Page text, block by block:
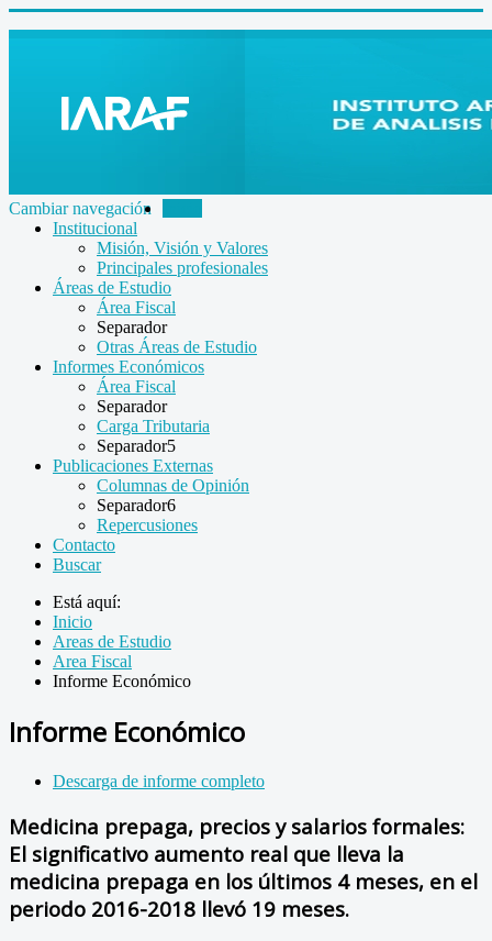
Cambiar navegación
Institucional
Misión, Visión y Valores
Principales profesionales
Áreas de Estudio
Área Fiscal
Separador
Otras Áreas de Estudio
Informes Económicos
Área Fiscal
Separador
Carga Tributaria
Separador5
Publicaciones Externas
Columnas de Opinión
Separador6
Repercusiones
Contacto
Buscar
Está aquí:
Inicio
Areas de Estudio
Area Fiscal
Informe Económico
Informe Económico
Descarga de informe completo
Medicina prepaga, precios y salarios formales:
El significativo aumento real que lleva la
medicina prepaga en los últimos 4 meses, en el
periodo 2016-2018 llevó 19 meses.